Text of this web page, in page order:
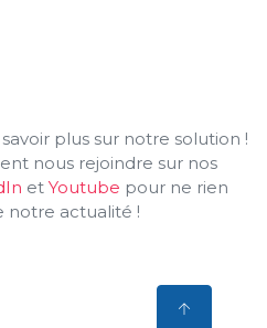
plus sur notre solution !
nous rejoindre sur nos
et Youtube pour ne rien
notre actualité !